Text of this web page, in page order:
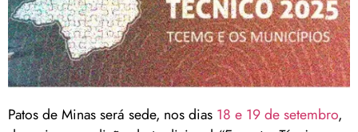
Patos de Minas será sede, nos dias 18 e 19 de setembro,